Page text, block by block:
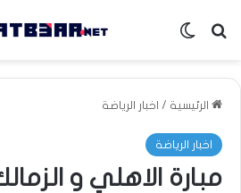
بحث عنالوضع المظلم
الرئيسية / اخبار الرياضة
اخبار الرياضة
مبارة الاهلي و